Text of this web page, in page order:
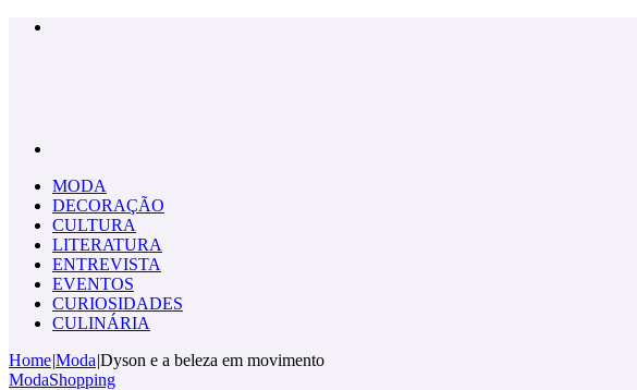
MODA
DECORAÇÃO
CULTURA
LITERATURA
ENTREVISTA
EVENTOS
CURIOSIDADES
CULINÁRIA
Home|Moda|Dyson e a beleza em movimento
ModaShopping